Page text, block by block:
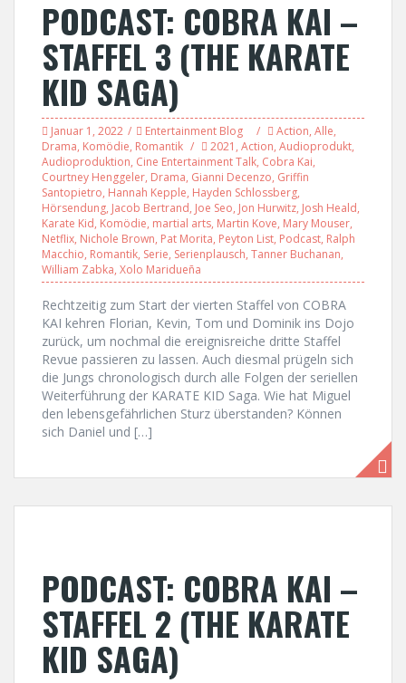
PODCAST: COBRA KAI –
STAFFEL 3 (THE KARATE
KID SAGA)
Januar 1, 2022 Entertainment Blog Action, Alle,
Drama, Komödie, Romantik 2021 , Action, Audioprodukt,
Audioproduktion, Cine Entertainment Talk, Cobra Kai,
Courtney Henggeler, Drama, Gianni Decenzo, Griffin
Santopietro, Hannah Kepple, Hayden Schlossberg,
Hörsendung, Jacob Bertrand, Joe Seo, Jon Hurwitz, Josh Heald,
Karate Kid, Komödie, martial arts, Martin Kove, Mary Mouser,
Netflix, Nichole Brown, Pat Morita, Peyton List, Podcast, Ralph
Macchio, Romantik, Serie, Serienplausch, Tanner Buchanan,
William Zabka, Xolo Maridueña
Rechtzeitig zum Start der vierten Staffel von COBRA
KAI kehren Florian, Kevin, Tom und Dominik ins Dojo
zurück, um nochmal die ereignisreiche dritte Staffel
Revue passieren zu lassen. Auch diesmal prügeln sich
die Jungs chronologisch durch alle Folgen der seriellen
Weiterführung der KARATE KID Saga. Wie hat Miguel
den lebensgefährlichen Sturz überstanden? Können
sich Daniel und […]
PODCAST: COBRA KAI –
STAFFEL 2 (THE KARATE
KID SAGA)